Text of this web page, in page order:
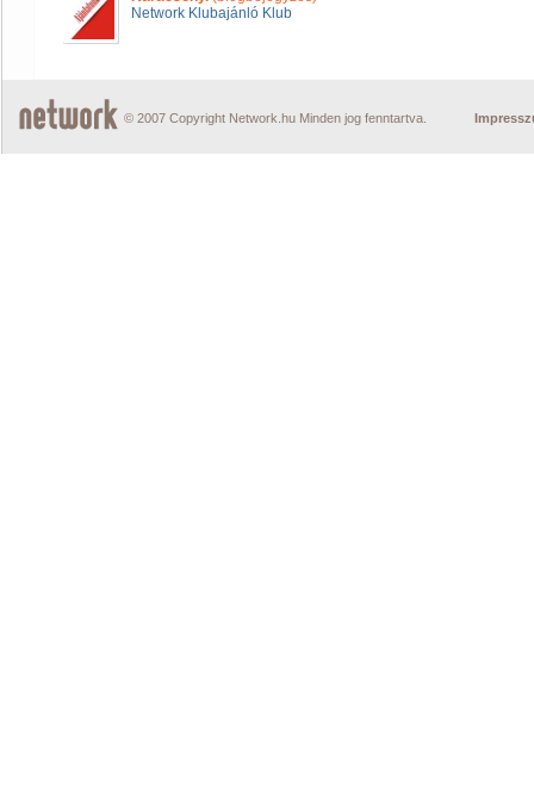
Network Klubajánló Klub
© 2007 Copyright Network.hu Minden jog fenntartva.